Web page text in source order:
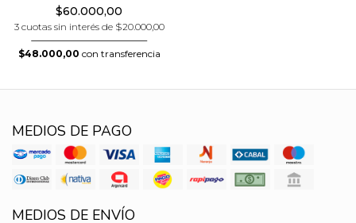
$60.000,00
3 cuotas sin interés de $20.000,00
$48.000,00 con transferencia
MEDIOS DE PAGO
MEDIOS DE ENVÍO